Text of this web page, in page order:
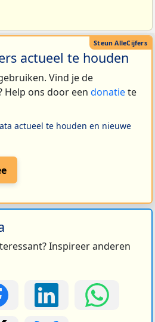
actueel te houden
Vind je de
Help ons door een donatiete
actueel te houden en nieuwe
Inspireer anderen